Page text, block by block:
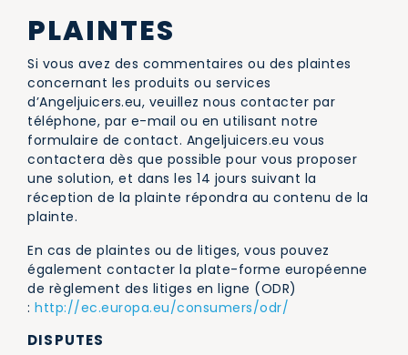
PLAINTES
Si vous avez des commentaires ou des plaintes
concernant les produits ou services
d’Angeljuicers.eu, veuillez nous contacter par
téléphone, par e-mail ou en utilisant notre
formulaire de contact. Angeljuicers.eu vous
contactera dès que possible pour vous proposer
une solution, et dans les 14 jours suivant la
réception de la plainte répondra au contenu de la
plainte.
En cas de plaintes ou de litiges, vous pouvez
également contacter la plate-forme européenne
de règlement des litiges en ligne (ODR)
: http://ec.europa.eu/consumers/odr/
DISPUTES